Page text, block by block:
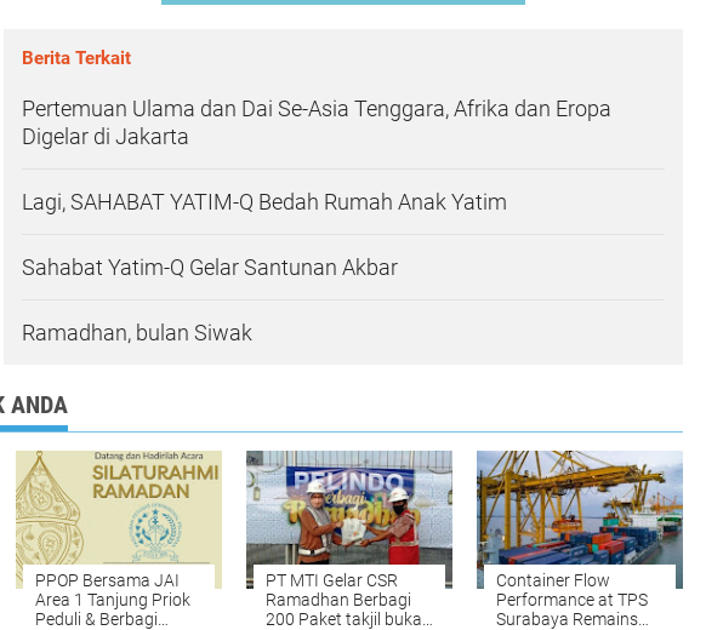
Berita Terkait
Pertemuan Ulama dan Dai Se-Asia Tenggara, Afrika dan Eropa
Digelar di Jakarta
Lagi, SAHABAT YATIM-Q Bedah Rumah Anak Yatim
Sahabat Yatim-Q Gelar Santunan Akbar
Ramadhan, bulan Siwak
ANDA
PPOP Bersama JAI
Area 1 Tanjung Priok
Peduli & Berbagi
PT MTI Gelar CSR
Ramadhan Berbagi
200 Paket takjil buka
Container Flow
Performance at TPS
Surabaya Remains